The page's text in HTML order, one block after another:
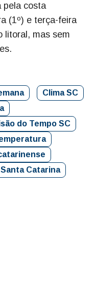
pela costa
(1º) e terça-feira
litoral, mas sem
Clima SC
do Tempo SC
Catarina